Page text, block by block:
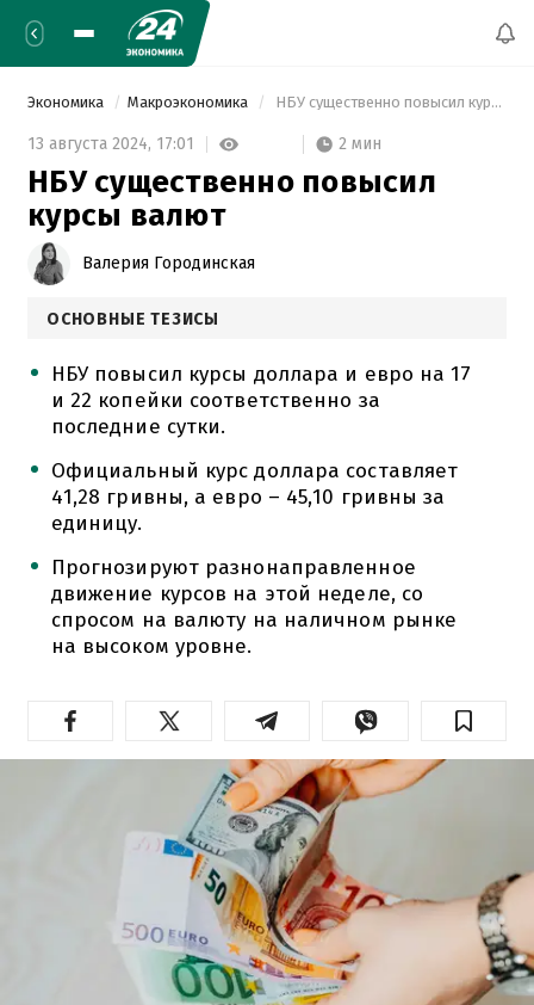
Экономика Макроэкономика НБУ существенно повысил курсы валют
13 августа 2024, 17:01 2 мин
НБУ существенно повысил
курсы валют
Валерия Городинская
ОСНОВНЫЕ ТЕЗИСЫ
НБУ повысил курсы доллара и евро на 17
и 22 копейки соответственно за
последние сутки.
Официальный курс доллара составляет
41,28 гривны, а евро – 45,10 гривны за
единицу.
Прогнозируют разнонаправленное
движение курсов на этой неделе, со
спросом на валюту на наличном рынке
на высоком уровне.